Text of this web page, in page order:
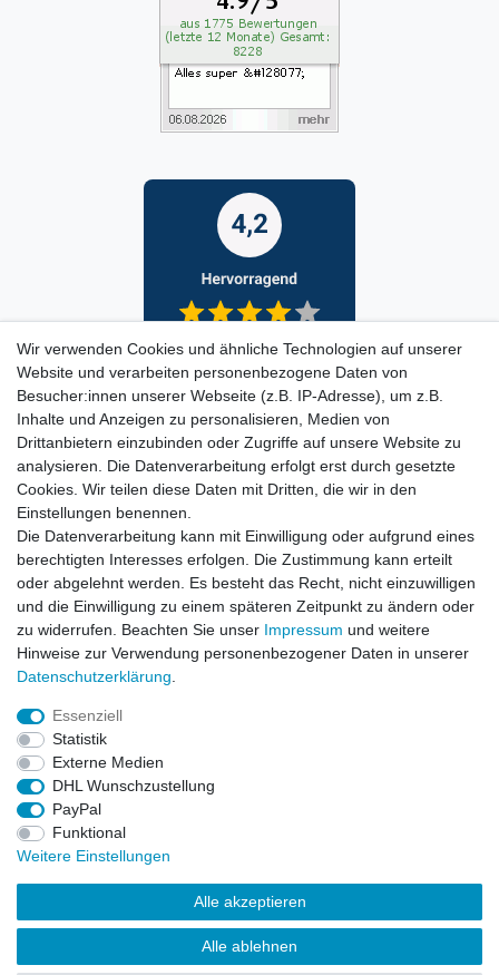
Impressum
Widerrufs­recht
© Copyright 2026 | Alle Rechte vorbehalten.
Wir verwenden Cookies und ähnliche Technologien auf unserer
Website und verarbeiten personenbezogene Daten von
Besucher:innen unserer Webseite (z.B. IP-Adresse), um z.B.
Inhalte und Anzeigen zu personalisieren, Medien von
Drittanbietern einzubinden oder Zugriffe auf unsere Website zu
analysieren. Die Datenverarbeitung erfolgt erst durch gesetzte
Cookies. Wir teilen diese Daten mit Dritten, die wir in den
Einstellungen benennen.
Die Datenverarbeitung kann mit Einwilligung oder aufgrund eines
berechtigten Interesses erfolgen. Die Zustimmung kann erteilt
oder abgelehnt werden. Es besteht das Recht, nicht einzuwilligen
und die Einwilligung zu einem späteren Zeitpunkt zu ändern oder
zu widerrufen. Beachten Sie unser Impressum und weitere
Hinweise zur Verwendung personenbezogener Daten in unserer
Daten­schutz­erklärung
Essenziell
Statistik
Externe Medien
DHL Wunschzustellung
PayPal
Funktional
Weitere Einstellungen
Alle akzeptieren
Alle ablehnen